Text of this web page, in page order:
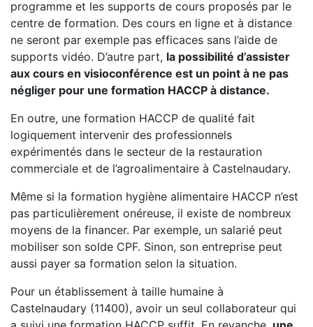
programme et les supports de cours proposés par le
centre de formation. Des cours en ligne et à distance
ne seront par exemple pas efficaces sans l’aide de
supports vidéo. D’autre part, la possibilité d’assister
aux cours en visioconférence est un point à ne pas
négliger pour une formation HACCP à distance.
En outre, une formation HACCP de qualité fait
logiquement intervenir des professionnels
expérimentés dans le secteur de la restauration
commerciale et de l’agroalimentaire à Castelnaudary.
Même si la formation hygiène alimentaire HACCP n’est
pas particulièrement onéreuse, il existe de nombreux
moyens de la financer. Par exemple, un salarié peut
mobiliser son solde CPF. Sinon, son entreprise peut
aussi payer sa formation selon la situation.
Pour un établissement à taille humaine à
Castelnaudary (11400), avoir un seul collaborateur qui